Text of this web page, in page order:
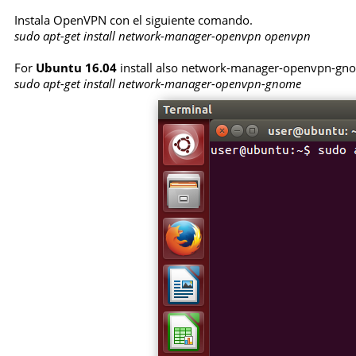
Instala OpenVPN con el siguiente comando.
sudo apt-get install network-manager-openvpn openvpn
For Ubuntu 16.04 install also network-manager-openvpn-
sudo apt-get install network-manager-openvpn-gnome